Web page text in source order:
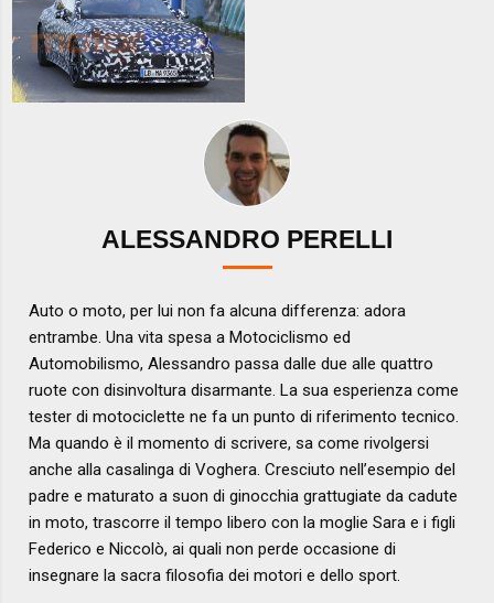
ALESSANDRO PERELLI
Auto o moto, per lui non fa alcuna differenza: adora
entrambe. Una vita spesa a Motociclismo ed
Automobilismo, Alessandro passa dalle due alle quattro
ruote con disinvoltura disarmante. La sua esperienza come
tester di motociclette ne fa un punto di riferimento tecnico.
Ma quando è il momento di scrivere, sa come rivolgersi
anche alla casalinga di Voghera. Cresciuto nell’esempio del
padre e maturato a suon di ginocchia grattugiate da cadute
in moto, trascorre il tempo libero con la moglie Sara e i figli
Federico e Niccolò, ai quali non perde occasione di
insegnare la sacra filosofia dei motori e dello sport.